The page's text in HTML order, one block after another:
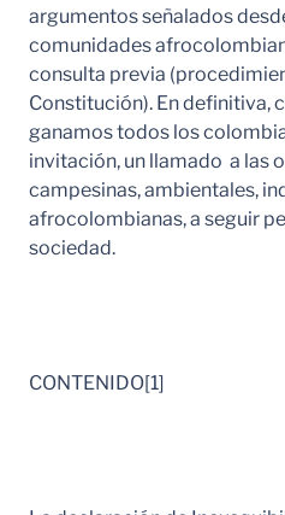
argumentos señalados
comunidades
consulta previa
Constitución). En definitiva,
ganamos todos los
invitación, un llamado a las
campesinas, ambientales,
afrocolombianas, a seguir
sociedad.
CONTENIDO[1]